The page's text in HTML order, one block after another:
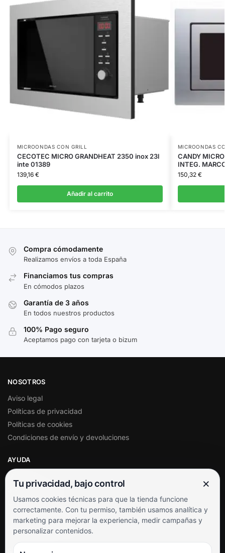
MICROONDAS CON GRILL
CECOTEC MICRO GRANDHEAT 2350 inox 23l
inte 01389
139,16 €
Añadir al carrito
MICROONDAS
CANDY
INTEG.
150,32 €
Compra cómodamente
Realizamos envíos a toda España
Financiamos tus compras
En cómodos plazos
Garantía de 3 años
En todos nuestros productos
100% Pago seguro
Aceptamos pago con tarjeta o bizum
NOSOTROS
Aviso legal
Políticas de privacidad
Políticas de cookies
Condiciones de envío y devoluciones
AYUDA
Soporte al cliente
Contacto
Términos y condiciones
Preguntas frecuentes
SÍGUENOS
Tu privacidad, bajo control ×
Usamos cookies técnicas para que la tienda funcione
correctamente. Con tu permiso, también usamos analítica y
marketing para mejorar la experiencia, medir campañas y
personalizar contenidos.